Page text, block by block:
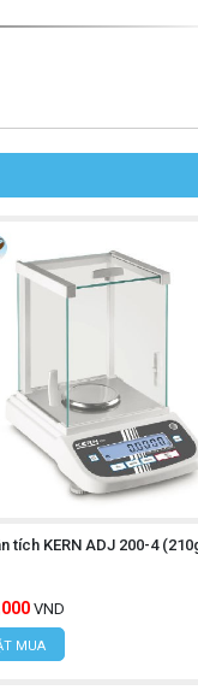
tích KERN ADJ 200-4
VND
MUA